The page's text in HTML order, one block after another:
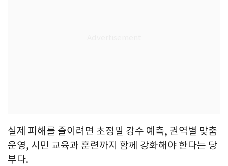
실제 피해를 줄이려면 초정밀 강수 예측, 권역별 맞춤
운영, 시민 교육과 훈련까지 함께 강화해야 한다는 당
부다.